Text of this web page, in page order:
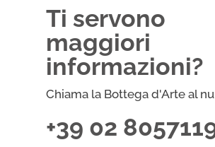
Ti servono
maggiori
informazioni?
Chiama la Bottega d'Arte al
+39 02